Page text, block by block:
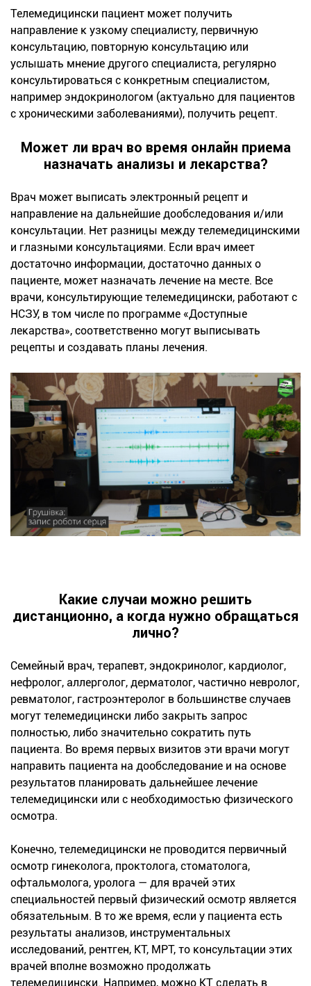
Телемедицински пациент может получить
направление к узкому специалисту, первичную
консультацию, повторную консультацию или
услышать мнение другого специалиста, регулярно
консультироваться с конкретным специалистом,
например эндокринологом (актуально для пациентов
с хроническими заболеваниями), получить рецепт.
Может ли врач во время онлайн приема
назначать анализы и лекарства?
Врач может выписать электронный рецепт и
направление на дальнейшие дообследования и/или
консультации. Нет разницы между телемедицинскими
и глазными консультациями. Если врач имеет
достаточно информации, достаточно данных о
пациенте, может назначать лечение на месте. Все
врачи, консультирующие телемедицински, работают с
НСЗУ, в том числе по программе «Доступные
лекарства», соответственно могут выписывать
рецепты и создавать планы лечения.
Какие случаи можно решить
дистанционно, а когда нужно обращаться
лично?
Семейный врач, терапевт, эндокринолог, кардиолог,
нефролог, аллерголог, дерматолог, частично невролог,
ревматолог, гастроэнтеролог в большинстве случаев
могут телемедицински либо закрыть запрос
полностью, либо значительно сократить путь
пациента. Во время первых визитов эти врачи могут
направить пациента на дообследование и на основе
результатов планировать дальнейшее лечение
телемедицински или с необходимостью физического
осмотра.
Конечно, телемедицински не проводится первичный
осмотр гинеколога, проктолога, стоматолога,
офтальмолога, уролога — для врачей этих
специальностей первый физический осмотр является
обязательным. В то же время, если у пациента есть
результаты анализов, инструментальных
исследований, рентген, КТ, МРТ, то консультации этих
врачей вполне возможно продолжать
телемедицински. Например, можно КТ сделать в